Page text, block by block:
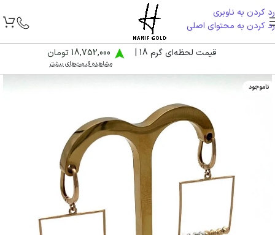
رد کردن به ناوبری
رد کردن به محتوای اصلی
قیمت لحظه‌ای گرم 18 | 18,752,000 تومان
مشاهده قیمت‌های بیشتر
ناموجود